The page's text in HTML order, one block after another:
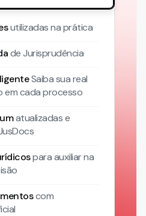
utilizadas na prática
de Jurisprudência
Saiba sua real
em cada processo
atualizadase
para auxiliar na
com